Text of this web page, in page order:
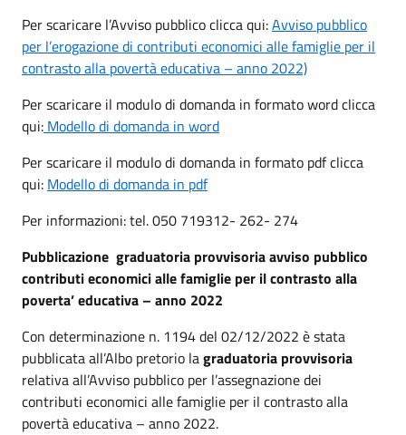
Per scaricare l’Avviso pubblico clicca qui:Avviso pubblico
per l’erogazione di contributi economici alle famiglie per il
contrasto alla povertà educativa – anno 2022)
Per scaricare il modulo di domanda in formato word clicca
qui: Modello di domanda in word
Per scaricare il modulo di domanda in formato pdf clicca
qui: Modello di domanda in pdf
Per informazioni: tel. 050 719312- 262- 274
Pubblicazione graduatoria provvisoria avviso pubblico
contributi economici alle famiglie per il contrasto alla
poverta’ educativa – anno 2022
Con determinazione n. 1194 del 02/12/2022 è stata
pubblicata all’Albo pretorio lagraduatoria provvisoria
relativa all’Avviso pubblico per l’assegnazione dei
contributi economici alle famiglie per il contrasto alla
povertà educativa – anno 2022.